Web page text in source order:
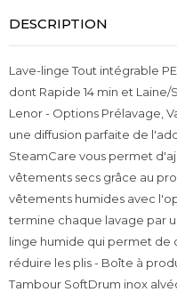
DESCRIPTION
Lave-linge Tout intégrable
dont Rapide 14 min et
Lenor - Options Prélavage,
une diffusion parfaite de
SteamCare vous permet
vêtements secs grâce au
vêtements humides avec
termine chaque lavage par
linge humide qui permet de
réduire les plis - Boîte à
Tambour SoftDrum inox